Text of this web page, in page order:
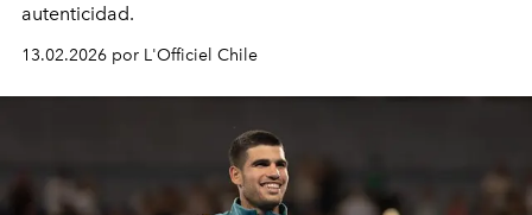
autenticidad.
13.02.2026 por L'Officiel Chile